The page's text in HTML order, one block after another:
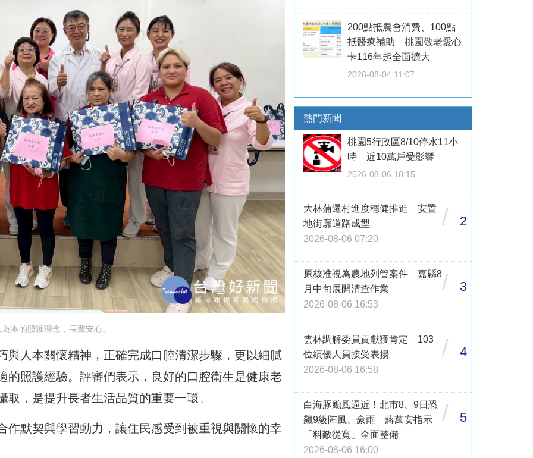
本的照護理念，長輩安心。
與人本關懷精神，正確完成口腔清潔步驟，更以細膩
的照護經驗。評審們表示，良好的口腔衛生是健康老
，是提升長者生活品質的重要一環。
作默契與學習動力，讓住民感受到被重視與關懷的幸
200點抵農會消費、100點
抵醫療補助 桃園敬老愛心
卡116年起全面擴大
2026-08-04 11:07
熱門新聞
桃園5行政區8/10停水11小
時 近10萬戶受影響
2026-08-06 18:15
大林蒲遷村進度穩健推進 安置
地街廓道路成型
2026-08-06 07:20
/ 2
原核准視為農地列管案件 嘉縣8
月中旬展開清查作業
2026-08-06 16:53
/ 3
雲林調解委員貢獻獲肯定 103
位績優人員接受表揚
2026-08-06 16:58
/ 4
白海豚颱風逼近！北市8、9日恐
飆9級陣風、豪雨 蔣萬安指示
「料敵從寬」全面整備
2026-08-06 16:00
/ 5